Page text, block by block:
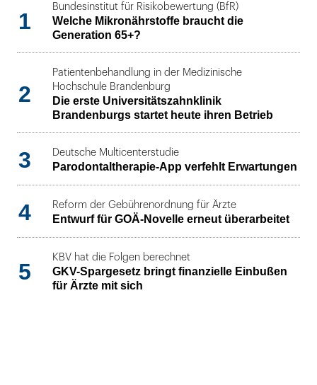
1
Bundesinstitut für Risikobewertung (BfR)
Welche Mikronährstoffe braucht die
Generation 65+?
2
Patientenbehandlung in der Medizinische
Hochschule Brandenburg
Die erste Universitätszahnklinik
Brandenburgs startet heute ihren Betrieb
3 Deutsche Multicenterstudie
Parodontaltherapie-App verfehlt Erwartungen
4 Reform der Gebührenordnung für Ärzte
Entwurf für GOÄ-Novelle erneut überarbeitet
5
KBV hat die Folgen berechnet
GKV-Spargesetz bringt finanzielle Einbußen
für Ärzte mit sich